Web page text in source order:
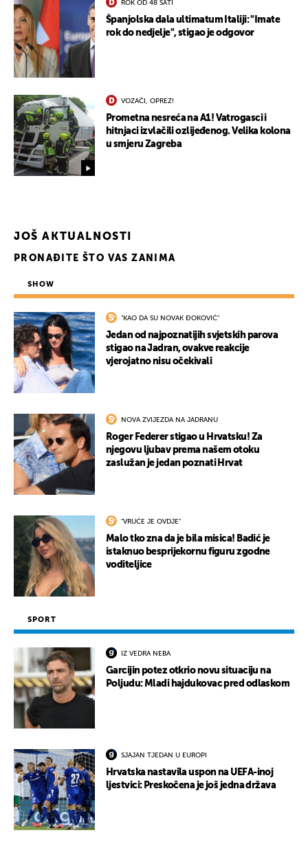
ROK OD 48 SATI
Španjolska dala ultimatum Italiji: "Imate
rok do nedjelje", stigao je odgovor
VOZAČI, OPREZ!
Prometna nesreća na A1! Vatrogasci i
hitnjaci izvlačili ozlijeđenog. Velika kolona
u smjeru Zagreba
JOŠ AKTUALNOSTI
PRONAĐITE ŠTO VAS ZANIMA
SHOW
"KAO DA SU NOVAK ĐOKOVIĆ"
Jedan od najpoznatijih svjetskih parova
stigao na Jadran, ovakve reakcije
vjerojatno nisu očekivali
NOVA ZVIJEZDA NA JADRANU
Roger Federer stigao u Hrvatsku! Za
njegovu ljubav prema našem otoku
zaslužan je jedan poznati Hrvat
"VRUĆE JE OVDJE"
Malo tko zna da je bila misica! Badić je
istaknuo besprijekornu figuru zgodne
voditeljice
SPORT
IZ VEDRA NEBA
Garcijin potez otkrio novu situaciju na
Poljudu: Mladi hajdukovac pred odlaskom
SJAJAN TJEDAN U EUROPI
Hrvatska nastavila uspon na UEFA-inoj
ljestvici: Preskočena je još jedna država